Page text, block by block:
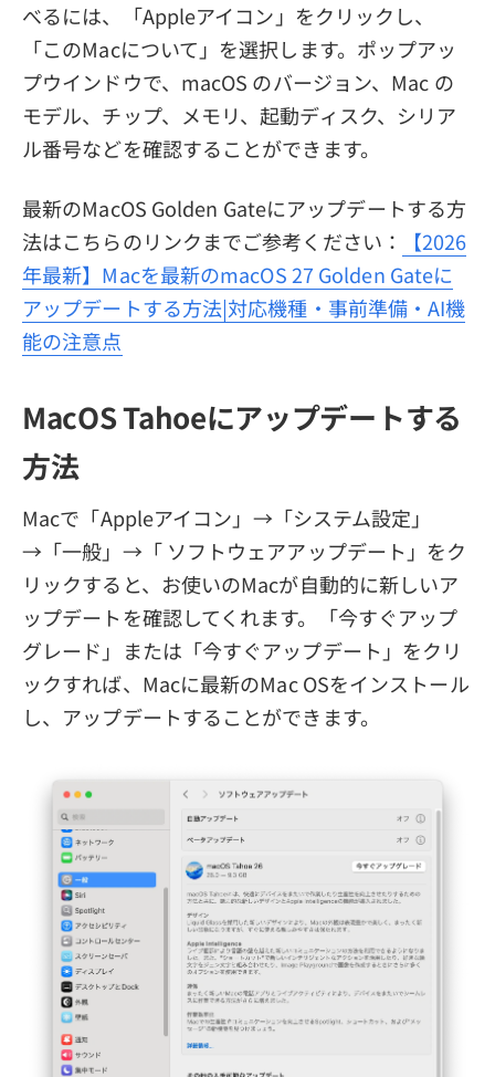
べるには、「Appleアイコン」をクリックし、
「このMacについて」を選択します。ポップアッ
プウインドウで、macOS のバージョン、Mac の
モデル、チップ、メモリ、起動ディスク、シリア
ル番号などを確認することができます。
最新のMacOS Golden Gateにアップデートする方
法はこちらのリンクまでご参考ください：
【2026
年最新】Macを最新のmacOS 27 Golden Gateに
アップデートする方法|対応機種・事前準備・AI機
能の注意点
MacOS Tahoeにアップデートする
方法
Macで「Appleアイコン」→「システム設定」
→「一般」→「 ソフトウェアアップデート」をク
リックすると、お使いのMacが自動的に新しいア
ップデートを確認してくれます。「今すぐアップ
グレード」または「今すぐアップデート」をクリ
ックすれば、Macに最新のMac OSをインストール
し、アップデートすることができます。